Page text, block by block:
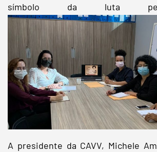
símbolo da luta
A presidente da CAVV, Michele